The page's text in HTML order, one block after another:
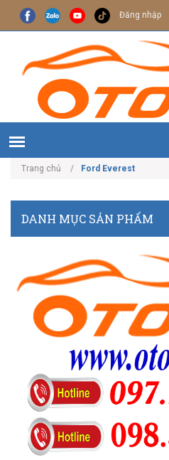
Đăng nhập
Trang chủ Ford Everest
DANH MỤC SẢN PHẨM